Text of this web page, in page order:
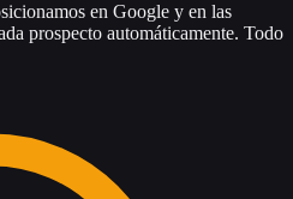
en Google y en las
prospecto automáticamente. Todo